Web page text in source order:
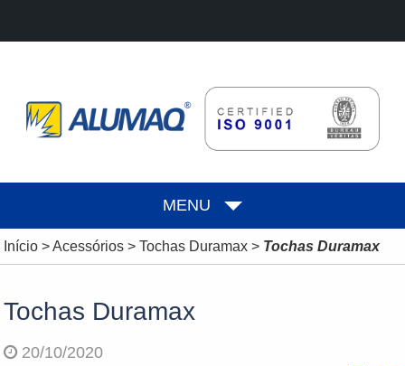
MENU
Início>Acessórios> Tochas Duramax> Tochas Duramax
Tochas Duramax
20/10/2020